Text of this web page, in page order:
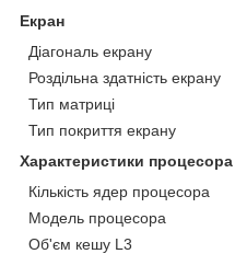
Екран
Діагональ екрану
Роздільна здатність екрану
Тип матриці
Тип покриття екрану
Характеристики процесора
Кількість ядер процесора
Модель процесора
Об'єм кешу L3